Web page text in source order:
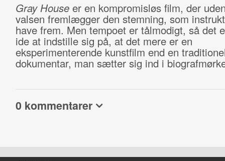
Gray Houseer en kompromisløs film, der
valsen fremlægger den stemning, som
have frem. Men tempoet er tålmodigt, så det
ide at indstille sig på, at det mere er en
eksperimenterende kunstfilm end en
dokumentar, man sætter sig ind i
0 kommentarer